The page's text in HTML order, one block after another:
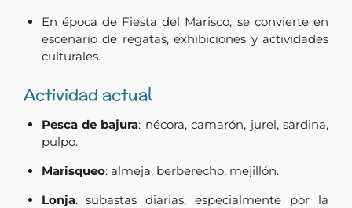
En época de Fiesta del Marisco, se convierte en
escenario de regatas, exhibiciones y actividades
culturales.
Actividad actual
Pesca de bajura: nécora, camarón, jurel, sardina,
pulpo.
Marisqueo: almeja, berberecho, mejillón.
Lonja: subastas diarias, especialmente por la